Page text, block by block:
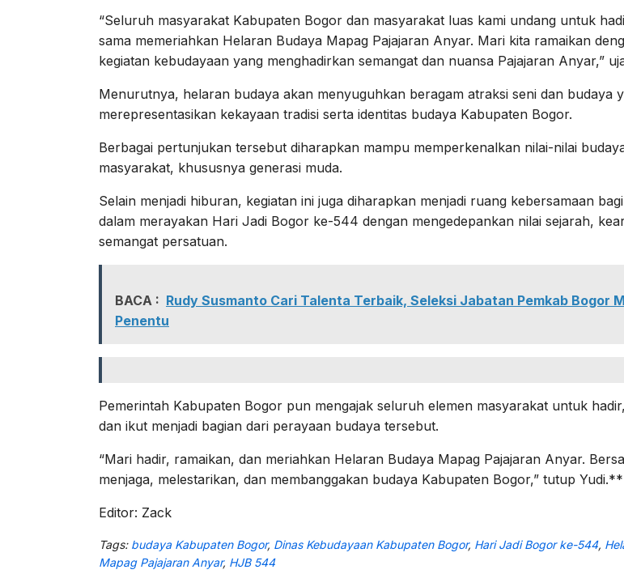
“Seluruh masyarakat Kabupaten Bogor dan masyarakat luas kami undang untuk
sama memeriahkan Helaran Budaya Mapag Pajajaran Anyar. Mari kita ramaikan
kegiatan kebudayaan yang menghadirkan semangat dan nuansa Pajajaran Anyar,”
Menurutnya, helaran budaya akan menyuguhkan beragam atraksi seni dan budaya
merepresentasikan kekayaan tradisi serta identitas budaya Kabupaten Bogor.
Berbagai pertunjukan tersebut diharapkan mampu memperkenalkan nilai-nilai
masyarakat, khususnya generasi muda.
Selain menjadi hiburan, kegiatan ini juga diharapkan menjadi ruang kebersamaan
dalam merayakan Hari Jadi Bogor ke-544 dengan mengedepankan nilai sejarah,
semangat persatuan.
BACA : Rudy Susmanto Cari Talenta Terbaik, Seleksi Jabatan Pemkab Bogor
Penentu
Pemerintah Kabupaten Bogor pun mengajak seluruh elemen masyarakat untuk
dan ikut menjadi bagian dari perayaan budaya tersebut.
“Mari hadir, ramaikan, dan meriahkan Helaran Budaya Mapag Pajajaran Anyar.
menjaga, melestarikan, dan membanggakan budaya Kabupaten Bogor,” tutup
Editor: Zack
Tags: budaya Kabupaten Bogor, Dinas Kebudayaan Kabupaten Bogor, Hari Jadi Bogor ke-544,
Mapag Pajajaran Anyar, HJB 544